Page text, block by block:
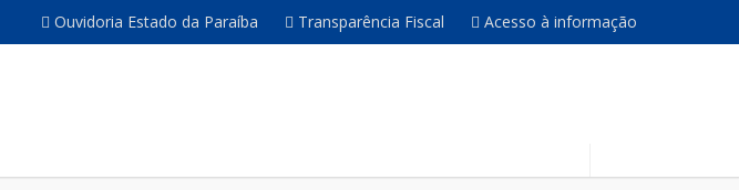
Ouvidoria Estado da Paraíba Transparência Fiscal Acesso à informação